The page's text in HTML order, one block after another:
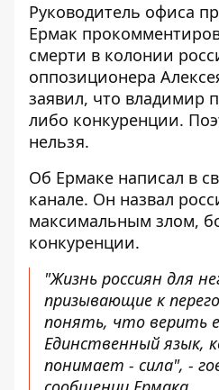
Руководитель офиса
Ермак
смерти в колонии
оппозиционера
заявил, что владимир
либо конкуренции.
нельзя.
Об Ермаке написал в
канале. Он назвал
максимальным злом,
конкуренции.
"Жизнь россиян для
призывающие к
понять, что верить
Единственный язык,
понимает - сила", -